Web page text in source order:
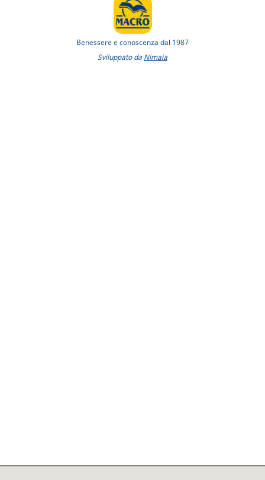
Benessere e conoscenza dal 1987
Sviluppato da Nimaia